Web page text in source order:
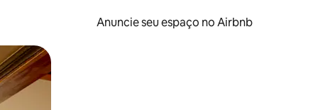
Anuncie seu espaço no Airbnb